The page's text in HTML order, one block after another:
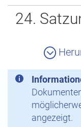
Zurück
24.
angezeigt.